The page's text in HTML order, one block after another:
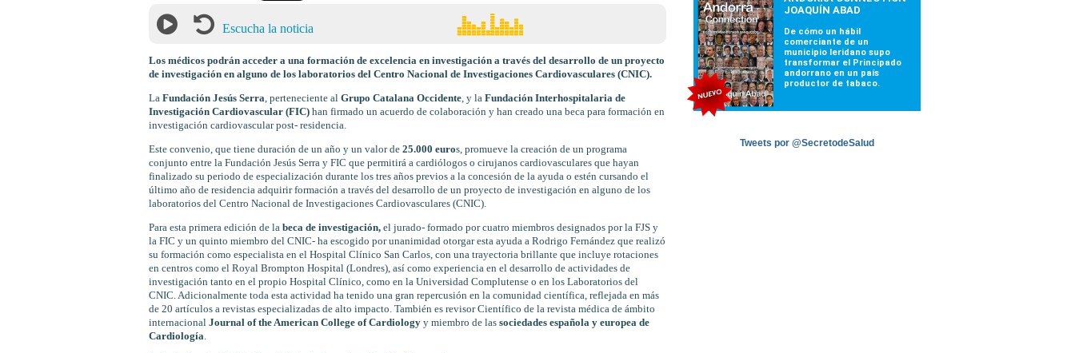
Escucha la noticia
Los médicos podrán acceder a una formación de excelencia en investigación a través del desarrollo de un proyecto
de investigación en alguno de los laboratorios del Centro Nacional de Investigaciones Cardiovasculares (CNIC).
La Fundación Jesús Serra, perteneciente al Grupo Catalana Occidente, y la Fundación Interhospitalaria de
Investigación Cardiovascular (FIC) han firmado un acuerdo de colaboración y han creado una beca para formación en
investigación cardiovascular post- residencia.
Este convenio, que tiene duración de un año y un valor de 25.000 euros, promueve la creación de un programa
conjunto entre la Fundación Jesús Serra y FIC que permitirá a cardiólogos o cirujanos cardiovasculares que hayan
finalizado su periodo de especialización durante los tres años previos a la concesión de la ayuda o estén cursando el
último año de residencia adquirir formación a través del desarrollo de un proyecto de investigación en alguno de los
laboratorios del Centro Nacional de Investigaciones Cardiovasculares (CNIC).
Para esta primera edición de la beca de investigación, el jurado- formado por cuatro miembros designados por la FJS y
la FIC y un quinto miembro del CNIC- ha escogido por unanimidad otorgar esta ayuda a Rodrigo Fernández que realizó
su formación como especialista en el Hospital Clínico San Carlos, con una trayectoria brillante que incluye rotaciones
en centros como el Royal Brompton Hospital (Londres), así como experiencia en el desarrollo de actividades de
investigación tanto en el propio Hospital Clínico, como en la Universidad Complutense o en los Laboratorios del
CNIC. Adicionalmente toda esta actividad ha tenido una gran repercusión en la comunidad científica, reflejada en más
de 20 artículos a revistas especializadas de alto impacto. También es revisor Científico de la revista médica de ámbito
internacional Journal of the American College of Cardiology y miembro de las sociedades española y europea de
Cardiología
Tweets por @SecretodeSalud